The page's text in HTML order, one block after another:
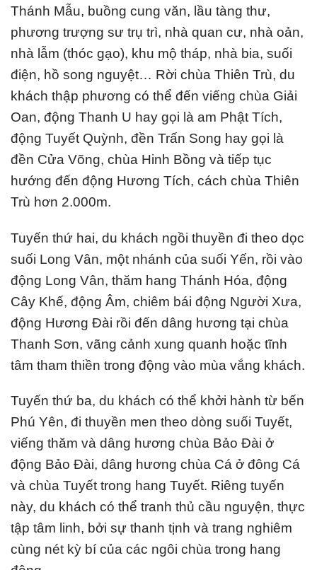
Thánh Mẫu, buồng cung văn, lầu tàng thư,
phương trượng sư trụ trì, nhà quan cư, nhà oản,
nhà lẫm (thóc gạo), khu mộ tháp, nhà bia, suối
điện, hồ song nguyệt… Rời chùa Thiên Trù, du
khách thập phương có thể đến viếng chùa Giải
Oan, động Thanh U hay gọi là am Phật Tích,
động Tuyết Quỳnh, đền Trấn Song hay gọi là
đền Cửa Võng, chùa Hinh Bồng và tiếp tục
hướng đến động Hương Tích, cách chùa Thiên
Trù hơn 2.000m.
Tuyến thứ hai, du khách ngồi thuyền đi theo dọc
suối Long Vân, một nhánh của suối Yến, rồi vào
động Long Vân, thăm hang Thánh Hóa, động
Cây Khế, động Âm, chiêm bái động Người Xưa,
động Hương Đài rồi đến dâng hương tại chùa
Thanh Sơn, vãng cảnh xung quanh hoặc tĩnh
tâm tham thiền trong động vào mùa vắng khách.
Tuyến thứ ba, du khách có thể khởi hành từ bến
Phú Yên, đi thuyền men theo dòng suối Tuyết,
viếng thăm và dâng hương chùa Bảo Đài ở
động Bảo Đài, dâng hương chùa Cá ở đông Cá
và chùa Tuyết trong hang Tuyết. Riêng tuyến
này, du khách có thể tranh thủ cầu nguyện, thực
tập tâm linh, bởi sự thanh tịnh và trang nghiêm
cùng nét kỳ bí của các ngôi chùa trong hang